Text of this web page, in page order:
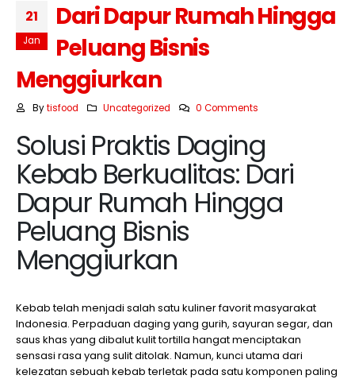
21
Jan
Dari Dapur Rumah Hingga
Peluang Bisnis
Menggiurkan
By tisfood Uncategorized 0 Comments
Solusi Praktis Daging
Kebab Berkualitas: Dari
Dapur Rumah Hingga
Peluang Bisnis
Menggiurkan
Kebab telah menjadi salah satu kuliner favorit masyarakat
Indonesia. Perpaduan daging yang gurih, sayuran segar, dan
saus khas yang dibalut kulit tortilla hangat menciptakan
sensasi rasa yang sulit ditolak. Namun, kunci utama dari
kelezatan sebuah kebab terletak pada satu komponen paling